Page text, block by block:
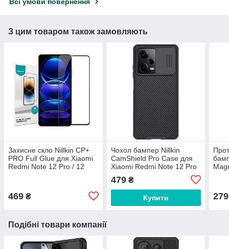
Всі умови повернення
З цим товаром також замовляють
Захисне скло Nillkin CP+
PRO Full Glue для Xiaomi
Redmi Note 12 Pro / 12
469 ₴
Чохол бампер Nillkin
CamShield Pro Case для
Xiaomi Redmi Note 12 Pro
Black
479₴
Купити 279
Подібні товари компанії